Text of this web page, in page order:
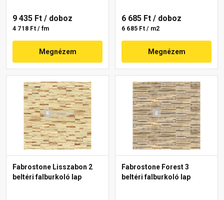
9 435 Ft / doboz
4 718 Ft / fm
Megnézem
6 685 Ft / doboz
6 685 Ft / m2
Megnézem
Fabrostone Lisszabon 2
beltéri falburkoló lap
Fabrostone Forest 3
beltéri falburkoló lap